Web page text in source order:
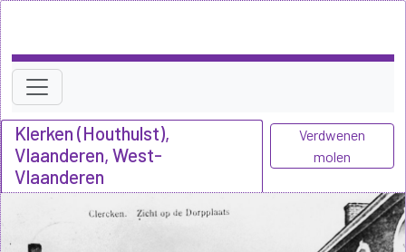
Klerken (Houthulst),
Vlaanderen, West-
Vlaanderen
Verdwenen
molen